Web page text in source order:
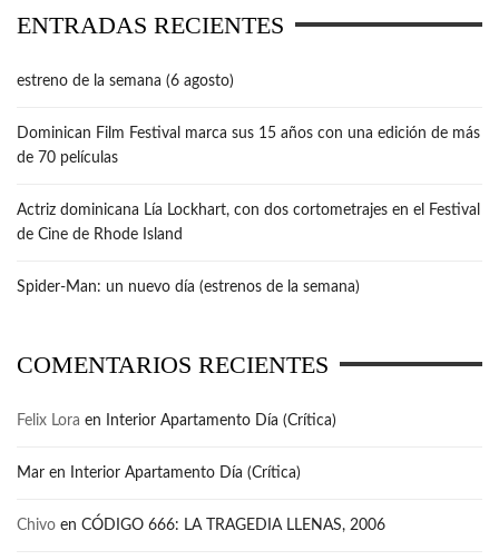
ENTRADAS RECIENTES
estreno de la semana (6 agosto)
Dominican Film Festival marca sus 15 años con una edición de más
de 70 películas
Actriz dominicana Lía Lockhart, con dos cortometrajes en el Festival
de Cine de Rhode Island
Spider-Man: un nuevo día (estrenos de la semana)
COMENTARIOS RECIENTES
Felix Lora en Interior Apartamento Día (Crítica)
Mar en Interior Apartamento Día (Crítica)
Chivo en CÓDIGO 666: LA TRAGEDIA LLENAS, 2006